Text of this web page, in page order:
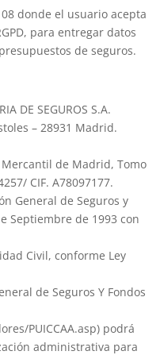
donde el usuario acepta
para entregar datos
de seguros.
DE SEGUROS S.A.
– 28931 Madrid.
de Madrid, Tomo
CIF. A78097177.
General de Seguros y
Septiembre de 1993 con
Civil, conforme Ley
de Seguros Y Fondos
PUICCAA.asp) podrá
administrativa para